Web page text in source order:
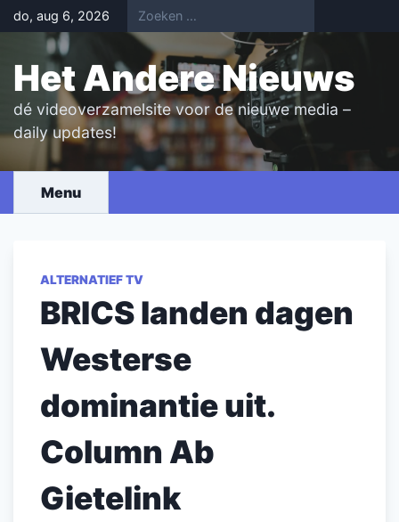
Skip
to
content
do, aug 6, 2026
Het Andere Nieuws
dé videoverzamelsite voor de nieuwe media –
daily updates!
Menu
ALTERNATIEF TV
BRICS landen dagen
Westerse
dominantie uit.
Column Ab
Gietelink